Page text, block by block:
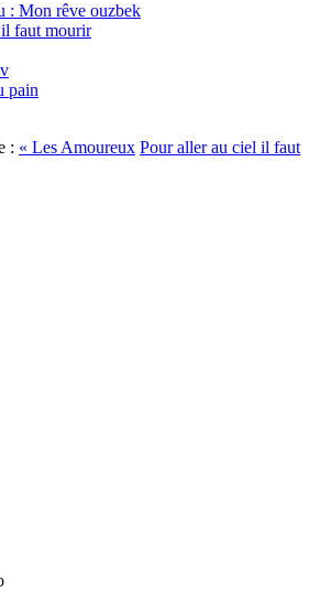
: Mon rêve ouzbek
faut mourir
pain
: « Les Amoureux Pour aller au ciel il faut